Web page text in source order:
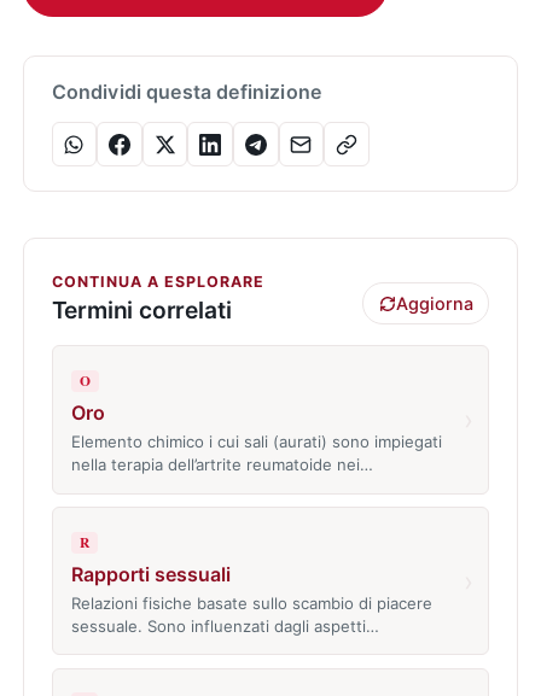
Condividi questa definizione
CONTINUA A ESPLORARE
Termini correlati Aggiorna
O
Oro
Elemento chimico i cui sali (aurati) sono impiegati
nella terapia dell’artrite reumatoide nei…
R
Rapporti sessuali
Relazioni fisiche basate sullo scambio di piacere
sessuale. Sono influenzati dagli aspetti…